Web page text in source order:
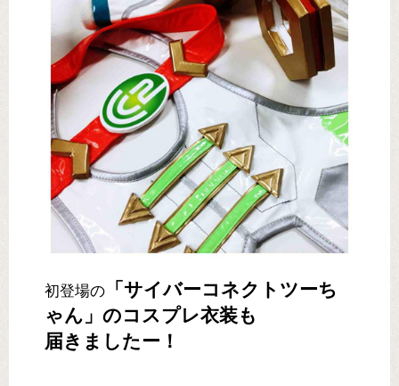
初登場の
「サイバーコネクトツーち
ゃん」のコスプレ衣装も
届きましたー！